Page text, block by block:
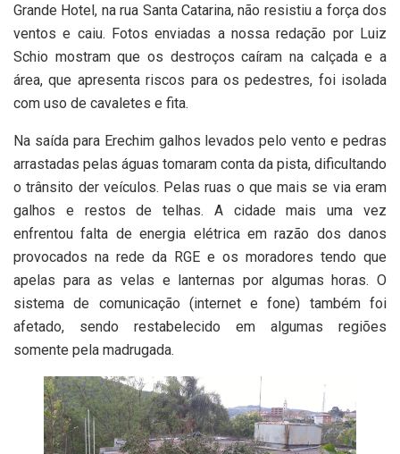
Grande Hotel, na rua Santa Catarina, não resistiu a força dos
ventos e caiu. Fotos enviadas a nossa redação por Luiz
Schio mostram que os destroços caíram na calçada e a
área, que apresenta riscos para os pedestres, foi isolada
com uso de cavaletes e fita.
Na saída para Erechim galhos levados pelo vento e pedras
arrastadas pelas águas tomaram conta da pista, dificultando
o trânsito der veículos. Pelas ruas o que mais se via eram
galhos e restos de telhas. A cidade mais uma vez
enfrentou falta de energia elétrica em razão dos danos
provocados na rede da RGE e os moradores tendo que
apelas para as velas e lanternas por algumas horas. O
sistema de comunicação (internet e fone) também foi
afetado, sendo restabelecido em algumas regiões
somente pela madrugada.